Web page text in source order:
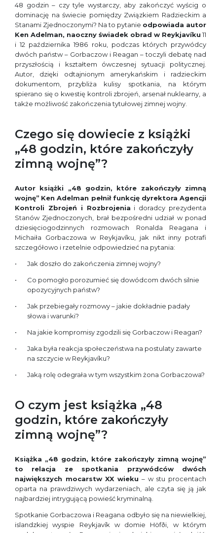
48 godzin – czy tyle wystarczy, aby zakończyć wyścig o
dominację na świecie pomiędzy Związkiem Radzieckim a
Stanami Zjednoczonymi? Na to pytanie odpowiada autor
Ken Adelman, naoczny świadek obrad w Reykjavíku 11
i 12 października 1986 roku, podczas których przywódcy
dwóch państw – Gorbaczow i Reagan – toczyli debatę nad
przyszłością i kształtem ówczesnej sytuacji politycznej.
Autor, dzięki odtajnionym amerykańskim i radzieckim
dokumentom, przybliża kulisy spotkania, na którym
spierano się o kwestię kontroli zbrojeń, arsenał nuklearny, a
także możliwość zakończenia tytułowej zimnej wojny.
Czego się dowiecie z książki
„48 godzin, które zakończyły
zimną wojnę”?
Autor książki „48 godzin, które zakończyły zimną
wojnę” Ken Adelman pełnił funkcję dyrektora Agencji
Kontroli Zbrojeń i Rozbrojenia i doradcy prezydenta
Stanów Zjednoczonych, brał bezpośredni udział w ponad
dziesięciogodzinnych rozmowach Ronalda Reagana i
Michaiła Gorbaczowa w Reykjavíku, jak nikt inny potrafi
szczegółowo i rzetelnie odpowiedzieć na pytania:
Jak doszło do zakończenia zimnej wojny?
Co pomogło porozumieć się dowódcom dwóch silnie
opozycyjnych państw?
Jak przebiegały rozmowy – jakie dokładnie padały
słowa i warunki?
Na jakie kompromisy zgodzili się Gorbaczow i Reagan?
Jaka była reakcja społeczeństwa na postulaty zawarte
na szczycie w Reykjavíku?
Jaką rolę odegrała w tym wszystkim żona Gorbaczowa?
O czym jest książka „48
godzin, które zakończyły
zimną wojnę”?
Książka „48 godzin, które zakończyły zimną wojnę”
to relacja ze spotkania przywódców dwóch
największych mocarstw XX wieku – w stu procentach
oparta na prawdziwych wydarzeniach, ale czyta się ją jak
najbardziej intrygującą powieść kryminalną.
Spotkanie Gorbaczowa i Reagana odbyło się na niewielkiej,
islandzkiej wyspie Reykjavík w domie Höfði, w którym